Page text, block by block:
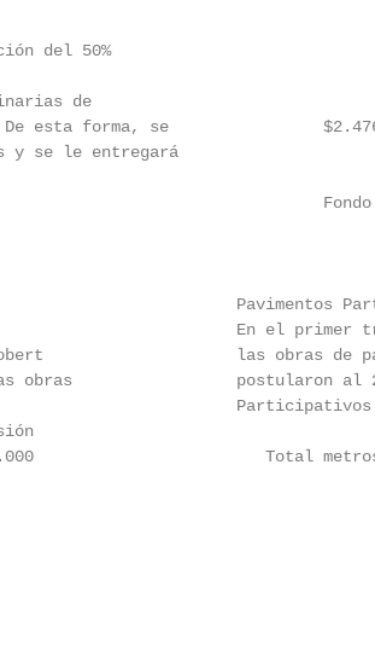
del 50%
de
De esta forma, se
y se le entregará
Fondo
Pavimentos
En el primer
las obras de
obras                 postularon al
Total